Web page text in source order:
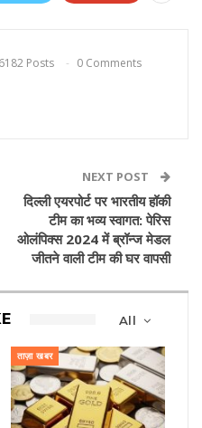
6182 Posts 0 Comments
NEXT POST
दिल्ली एयरपोर्ट पर भारतीय हॉकी
टीम का भव्य स्वागत: पेरिस
ओलंपिक्स 2024 में ब्रॉन्ज मेडल
जीतने वाली टीम की घर वापसी
All
ताज़ा खबर